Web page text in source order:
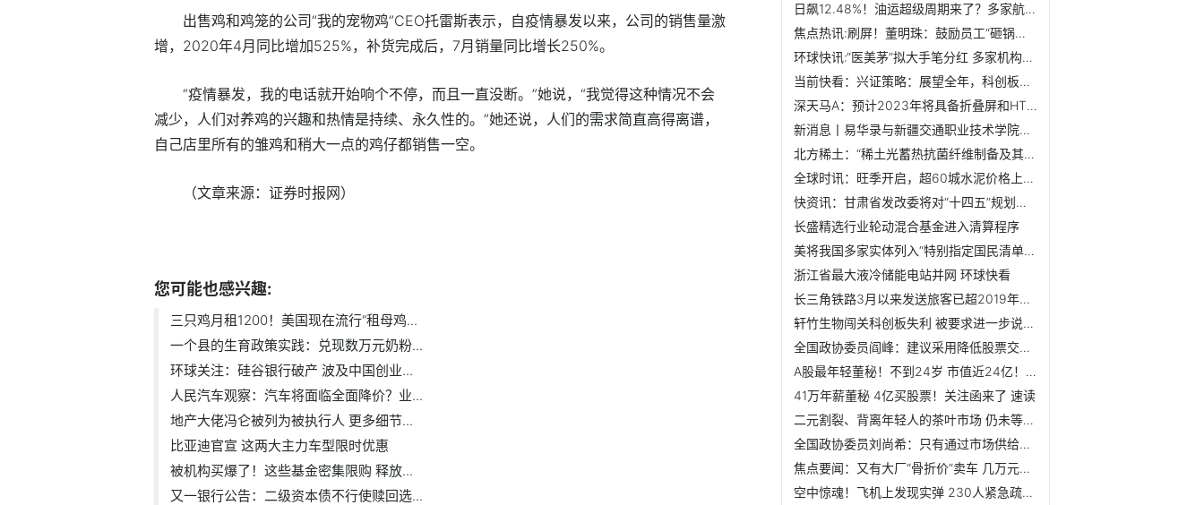
出售鸡和鸡笼的公司“我的宠物鸡”CEO托雷斯表示，自疫情暴发以来，公司的销售量激
增，2020年4月同比增加525%，补货完成后，7月销量同比增长250%。
“疫情暴发，我的电话就开始响个不停，而且一直没断。”她说，“我觉得这种情况不会
减少，人们对养鸡的兴趣和热情是持续、永久性的。”她还说，人们的需求简直高得离谱，
自己店里所有的雏鸡和稍大一点的鸡仔都销售一空。
（文章来源：证券时报网）
您可能也感兴趣:
三只鸡月租1200！美国现在流行“租母鸡...
一个县的生育政策实践：兑现数万元奶粉...
环球关注：硅谷银行破产 波及中国创业...
人民汽车观察：汽车将面临全面降价？业...
地产大佬冯仑被列为被执行人 更多细节...
比亚迪官宣 这两大主力车型限时优惠
被机构买爆了！这些基金密集限购 释放...
又一银行公告：二级资本债不行使赎回选...
日飙12.48%！油运超级周期来了？多家航运公司业绩预喜
焦点热讯:刷屏！董明珠：鼓励员工“砸锅卖铁”买格力股票 买...
环球快讯:“医美茅”拟大手笔分红 多家机构密集关注！机构最...
当前快看：兴证策略：展望全年，科创板哪些方向最具备业绩弹性？
深天马A：预计2023年将具备折叠屏和HTD屏量产能力，并推出相...
新消息丨易华录与新疆交通职业技术学院举行“智慧城市交通产...
北方稀土：“稀土光蓄热抗菌纤维制备及其面料关键技术开发”...
全球时讯：旺季开启，超60城水泥价格上调，多家厂商发布调价...
快资讯：甘肃省发改委将对“十四五”规划实施情况进行中期评估
长盛精选行业轮动混合基金进入清算程序
美将我国多家实体列入“特别指定国民清单”，中方对此坚决反...
浙江省最大液冷储能电站并网 环球快看
长三角铁路3月以来发送旅客已超2019年同期，春季旅游热度持续...
轩竹生物闯关科创板失利 被要求进一步说明技术优势和商业化规划
全国政协委员阎峰：建议采用降低股票交易印花税以刺激多种需...
A股最年轻董秘！不到24岁 市值近24亿！网友：又是别人家的孩...
41万年薪董秘 4亿买股票！关注函来了 速读
二元割裂、背离年轻人的茶叶市场 仍未等来“第一股” 天天快消息
全国政协委员刘尚希：只有通过市场供给加制度供给，才能扩大...
焦点要闻：又有大厂“骨折价”卖车 几万元的车优惠也上万！...
空中惊魂！飞机上发现实弹 230人紧急疏散！6天4起客机事故 ...